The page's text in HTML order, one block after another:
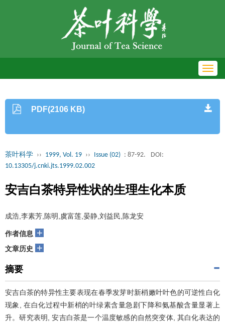
PDF(2106 KB)
茶叶科学 ›› 1999, Vol. 19 ›› Issue (02) : 87-92.
DOI:
10.13305/j.cnki.jts.1999.02.002
安吉白茶特异性状的生理生化本质
成浩,李素芳,陈明,虞富莲,晏静,刘益民,陈龙安
作者信息 +
文章历史 +
摘要
安吉白茶的特异性主要表现在春季发芽时新梢嫩叶叶色的可逆性白化
现象, 在白化过程中新梢的叶绿素含量急剧下降和氨基酸含量显著上
升。研究表明, 安吉白茶是一个温度敏感的自然突变体, 其白化表达的